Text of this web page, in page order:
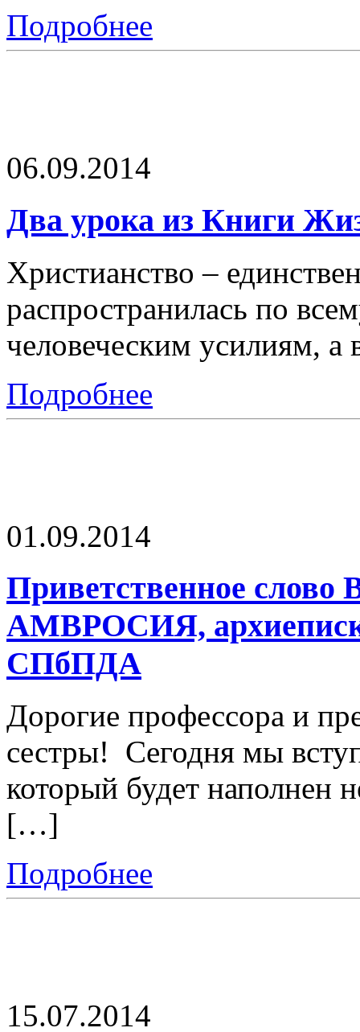
Подробнее
06.09.2014
Два урока из Книги
Христианство –
распространилась по
человеческим усилиям, а
Подробнее
01.09.2014
Приветственное слово
АМВРОСИЯ,
СПбПДА
Дорогие профессора и
сестры! Сегодня мы
который будет наполнен
[…]
Подробнее
15.07.2014